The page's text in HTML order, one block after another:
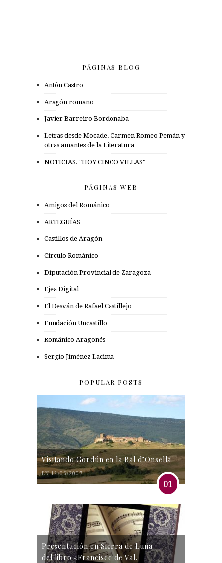
PÁGINAS BLOG
Antón Castro
Aragón romano
Javier Barreiro Bordonaba
Letras desde Mocade. Carmen Romeo Pemán y
otras amantes de la Literatura
NOTICIAS. "HOY CINCO VILLAS"
PÁGINAS WEB
Amigos del Románico
ARTEGUÍAS
Castillos de Aragón
Círculo Románico
Diputación Provincial de Zaragoza
Ejea Digital
El Desván de Rafael Castillejo
Fundación Uncastillo
Románico Aragonés
Sergio Jiménez Lacima
POPULAR POSTS
Visitando Gordún en la Bal d’Onsella.
EN 19/06/2007
01
Presentación en Sierra de Luna
del libro «Francisco de Val.